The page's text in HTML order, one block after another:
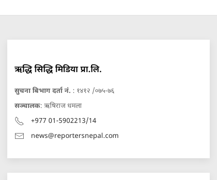
ऋद्धि सिद्धि मिडिया प्रा.लि.
सुचना बिभाग दर्ता नं. : १४१२ /०७५-७६
सञ्चालक: ऋषिराज धमला
+977 01-5902213/14
news@reportersnepal.com